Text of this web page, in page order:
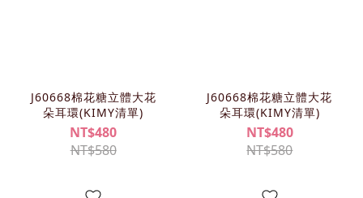
J60668棉花糖立體大花
朵耳環(KIMY清單)
NT$480
NT$580
J60668棉花糖立體大花
朵耳環(KIMY清單)
NT$480
NT$580